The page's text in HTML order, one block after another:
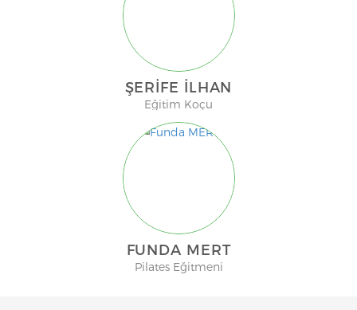
ŞERIFE İLHAN
Eğitim Koçu
FUNDA MERT
Pilates Eğitmeni